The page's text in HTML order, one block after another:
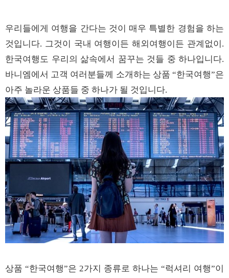
우리들에게 여행을 간다는 것이 매우 특별한 경험을 하는
것입니다. 그것이 국내 여행이든 해외여행이든 관계없이.
한국여행도 우리의 삶속에서 꿈꾸는 것들 중 하나입니다.
바니엠에서 고객 여러분들께 소개하는 상품 “한국여행”은
아주 놀라운 상품들 중 하나가 될 것입니다.
상품 “한국여행”은 2가지 종류로 하나는 “럭셔리 여행”이